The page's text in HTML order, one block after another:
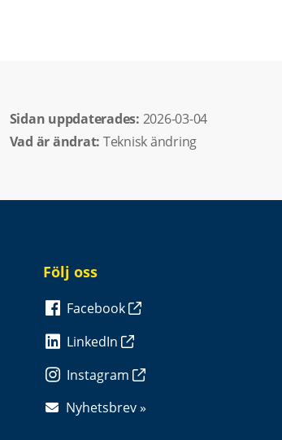
Sidan uppdaterades: 2026-03-04
Vad är ändrat: Teknisk ändring
Följ oss
Facebook
LinkedIn
Instagram
Nyhetsbrev